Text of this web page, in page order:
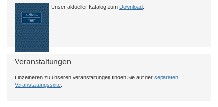
Unser aktueller Katalog zum Download
Veranstaltungen
Einzelheiten zu unseren Veranstaltungen finden Sie auf der separaten
Veranstaltungsseite